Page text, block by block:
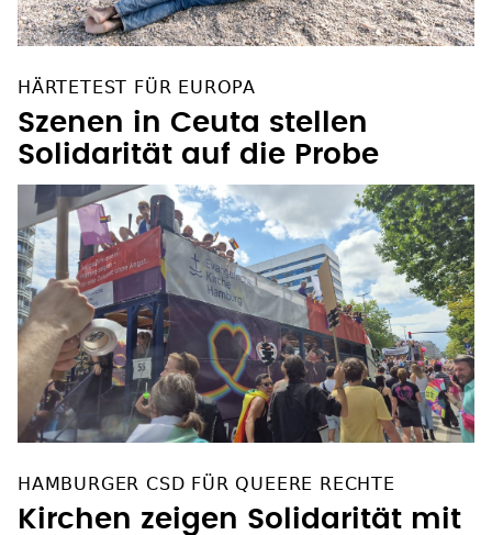
HÄRTETEST FÜR EUROPA
Szenen in Ceuta stellen
Solidarität auf die Probe
HAMBURGER CSD FÜR QUEERE RECHTE
Kirchen zeigen Solidarität mit